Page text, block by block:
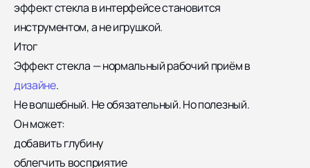
эффект стекла в интерфейсе становится
инструментом, а не игрушкой.
Итог
Эффект стекла — нормальный рабочий приём в
дизайне.
Не волшебный. Не обязательный. Но полезный.
Он может:
добавить глубину
облегчить восприятие